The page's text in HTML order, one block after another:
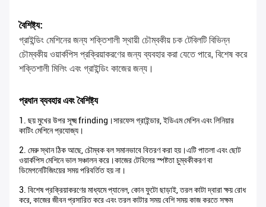
বৈশিষ্ট্য:
গ্রাইন্ডিং মেশিনের জন্য শক্তিশালী স্থায়ী চৌম্বকীয় চক টেবিলটি বিভিন্ন
চৌম্বকীয় ওয়ার্কপিস প্রক্রিয়াকরণের জন্য ব্যবহার করা যেতে পারে, বিশেষ করে
শক্তিশালী মিলিং এবং গ্রাইন্ডিং কাজের জন্য।
প্রধান ব্যবহার এবং বৈশিষ্ট্য
1. ছয় মুখের উপর সূক্ষ্ম frinding।সারফেস গ্রাইন্ডার, ইডিএম মেশিন এবং লিনিয়ার
কাটিং মেশিনে প্রযোজ্য।
2. মেরু স্থান ঠিক আছে, চৌম্বক বল সমানভাবে বিতরণ করা হয়।এটি পাতলা এবং ছোট
ওয়ার্কপিস মেশিনে ভাল সঞ্চালন করে।কাজের টেবিলের স্পষ্টতা চুম্বকীকরণ বা
ডিমেগনেটিজিংয়ের সময় পরিবর্তিত হয় না।
3. বিশেষ প্রক্রিয়াকরণের মাধ্যমে প্যানেল, কোন ফুটো ছাড়াই, তরল কাটা দ্বারা ক্ষয় রোধ
করে, কাজের জীবন প্রসারিত করে এবং তরল কাটার সময় বেশি সময় কাজ করতে সক্ষম